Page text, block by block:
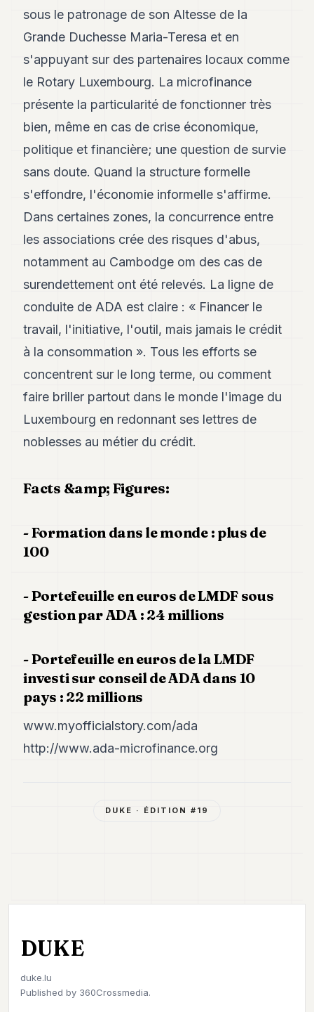
sous le patronage de son Altesse de la
Grande Duchesse Maria-Teresa et en
s'appuyant sur des partenaires locaux comme
le Rotary Luxembourg. La microfinance
présente la particularité de fonctionner très
bien, même en cas de crise économique,
politique et financière; une question de survie
sans doute. Quand la structure formelle
s'effondre, l'économie informelle s'affirme.
Dans certaines zones, la concurrence entre
les associations crée des risques d'abus,
notamment au Cambodge om des cas de
surendettement ont été relevés. La ligne de
conduite de ADA est claire : « Financer le
travail, l'initiative, l'outil, mais jamais le crédit
à la consommation ». Tous les efforts se
concentrent sur le long terme, ou comment
faire briller partout dans le monde l'image du
Luxembourg en redonnant ses lettres de
noblesses au métier du crédit.
Facts &amp; Figures:
- Formation dans le monde : plus de
100
- Portefeuille en euros de LMDF sous
gestion par ADA : 24 millions
- Portefeuille en euros de la LMDF
investi sur conseil de ADA dans 10
pays : 22 millions
www.myofficialstory.com/ada
http://www.ada-microfinance.org
DUKE · ÉDITION # 19
DUKE
duke.lu
Published by 360Crossmedia.